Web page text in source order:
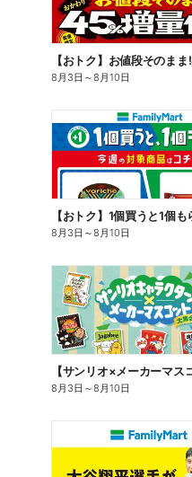
8月3日 ～8月10日
8月3日 ～8月10日
8月3日 ～8月10日